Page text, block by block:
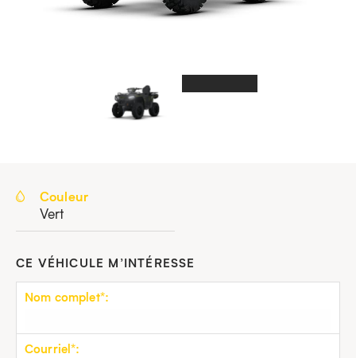
Couleur
Vert
CE VÉHICULE M’INTÉRESSE
Nom complet*:
Courriel*: